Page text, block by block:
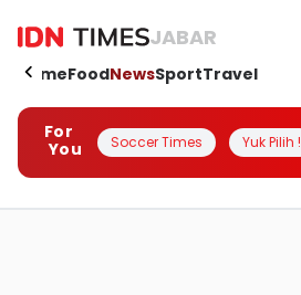
JABAR
HomeFoodNewsSportTravel
For
You
Soccer Times Yuk Pilih !